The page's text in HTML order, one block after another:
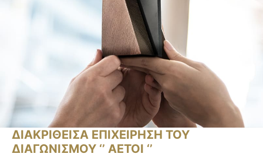
ΔΙΑΚΡΙΘΕΙΣΑ ΕΠΙΧΕΙΡΗΣΗ ΤΟΥ
ΔΙΑΓΩΝΙΣΜΟΥ ‘’ ΑΕΤΟΙ ‘’